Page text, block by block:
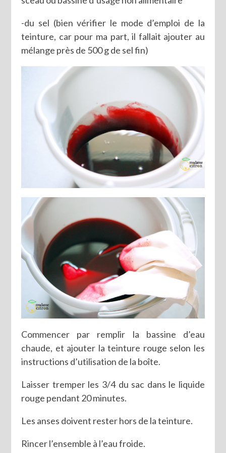
-du sel (bien vérifier le mode d’emploi de la
teinture, car pour ma part, il fallait ajouter au
mélange près de 500 g de sel fin)
Commencer par remplir la bassine d’eau
chaude, et ajouter la teinture rouge selon les
instructions d’utilisation de la boîte.
Laisser tremper les 3/4 du sac dans le liquide
rouge pendant 20 minutes.
Les anses doivent rester hors de la teinture.
Rincer l’ensemble à l’eau froide.